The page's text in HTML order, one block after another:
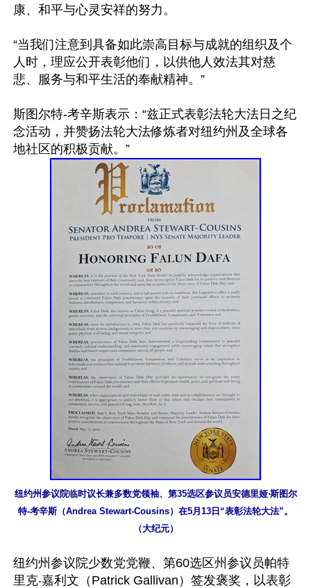
康、和平与心灵安祥的努力。
“当我们注意到具备如此崇高目标与成就的组织及个
人时，理应公开表彰他们，以供他人效法其对慈
悲、服务与和平生活的奉献精神。”
斯图尔特-考辛斯表示：“兹正式表彰法轮大法日之纪
念活动，并赞扬法轮大法修炼者对纽约州及全球各
纽约州参议院临时议长兼多数党领袖、第35选区参议员安德里娅‧斯图尔
特-考辛斯（Andrea Stewart-Cousins）在5月13日“表彰法轮大法”。
（大纪元）
纽约州参议院少数党党鞭、第60选区州参议员帕特
里克‧嘉利文（Patrick Gallivan）签发褒奖，以表彰